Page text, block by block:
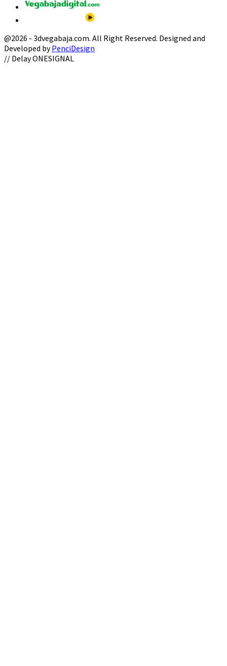
@2026 - 3dvegabaja.com. All Right Reserved. Designed and
Developed byPenciDesign
Facebook
Twitter
Instagram
Youtube
Email
// Delay ONESIGNAL